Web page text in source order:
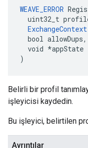
WEAVE_ERROR
uint32_t
  bool allowDups,
  void *appState
)
Belirli bir profil
işleyicisi kaydedin.
Bu işleyici, belirtilen
Ayrıntılar